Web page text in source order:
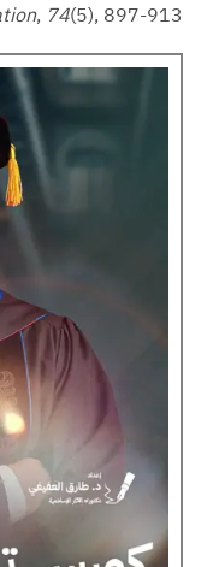
, 74(5), 897-913.‏